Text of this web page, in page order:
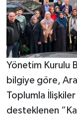
Yönetim Kurulu
bilgiye göre,
Toplumla
desteklenen